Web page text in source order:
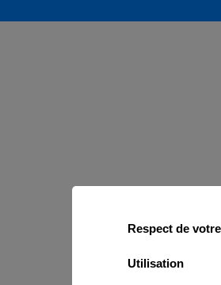
Respect de
Utilisation